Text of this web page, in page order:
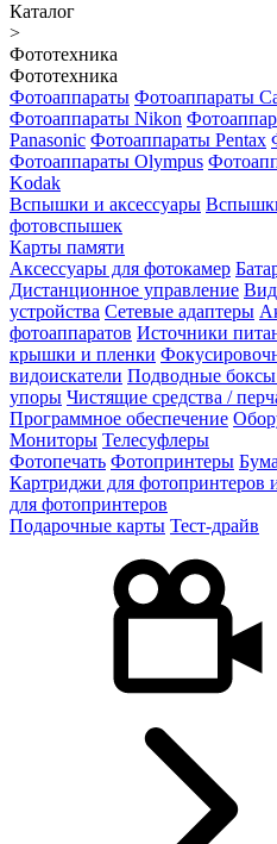
Каталог
>
Фототехника
Фототехника
Фотоаппараты Фотоаппараты
Фотоаппараты Nikon
Panasonic Фотоаппараты Pentax
Фотоаппараты Olympus
Kodak
Вспышки и аксессуары
фотовспышек
Карты памяти
Аксессуары для фотокамер
Дистанционное управление
устройства Сетевые адаптеры
фотоаппаратов Источники
крышки и пленки
видоискатели Подводные боксы
упоры Чистящие средства /
Программное обеспечение
Мониторы Телесуфлеры
Фотопечать Фотопринтеры
Картриджи для фотопринтеров
для фотопринтеров
Подарочные карты Тест-драйв